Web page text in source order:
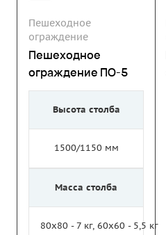
Пешеходное
ограждение
Пешеходное
ограждение ПО-5
Высота столба
1500/1150 мм
Масса столба
80х80 - 7 кг, 60х60 - 5,5 кг